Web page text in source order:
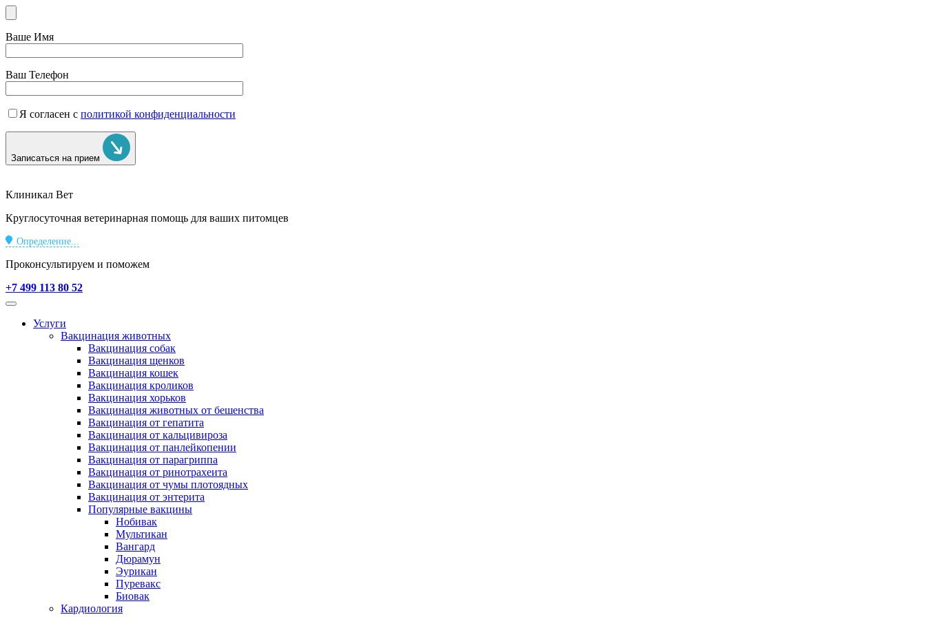
Ваше Имя
Ваш Телефон
Я согласен с политикой конфиденциальности
Записаться на прием
Клиникал Вет
Круглосуточная ветеринарная помощь для ваших питомцев
Определение...
Проконсультируем и поможем
+7 499 113 80 52
Услуги
Вакцинация животных
Вакцинация собак
Вакцинация щенков
Вакцинация кошек
Вакцинация кроликов
Вакцинация хорьков
Вакцинация животных от бешенства
Вакцинация от гепатита
Вакцинация от кальцивироза
Вакцинация от панлейкопении
Вакцинация от парагриппа
Вакцинация от ринотрахеита
Вакцинация от чумы плотоядных
Вакцинация от энтерита
Популярные вакцины
Нобивак
Мультикан
Вангард
Дюрамун
Эурикан
Пуревакс
Биовак
Кардиология